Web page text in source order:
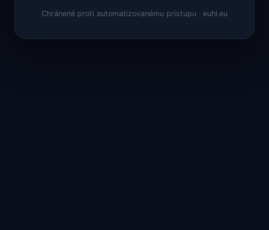
Chránené proti automatizovanému prístupu · euhl.eu